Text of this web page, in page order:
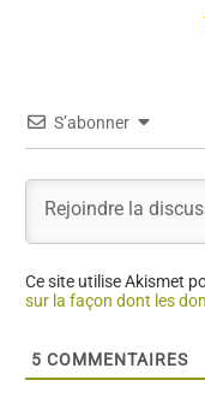
S’abonner
Ce site utilise Akismet
sur la façon dont les
5 COMMENTAIRES